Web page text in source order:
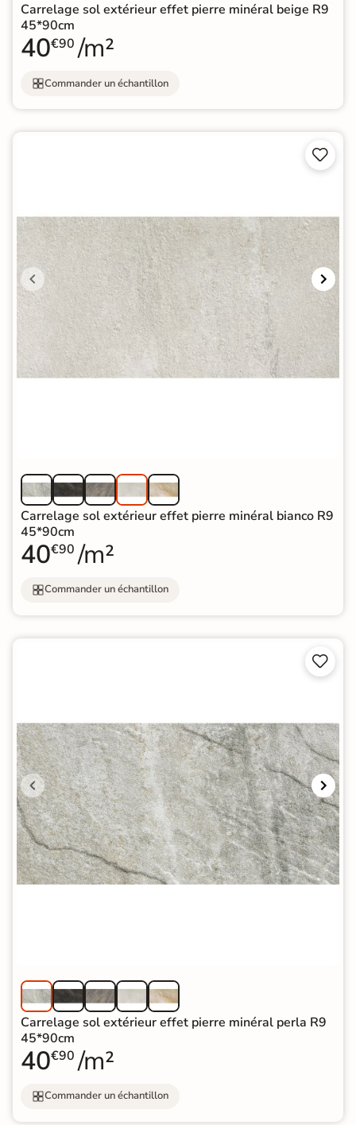
Carrelage sol extérieur effet pierre minéral beige R9
45*90cm
40€90 /m²
Commander un échantillon


Carrelage sol extérieur effet pierre minéral bianco R9
45*90cm
40€90 /m²
Commander un échantillon


Carrelage sol extérieur effet pierre minéral perla R9
45*90cm
40€90 /m²
Commander un échantillon